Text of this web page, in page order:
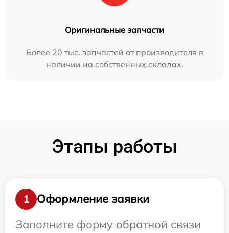
Оригинальные запчасти
Более 20 тыс. запчастей от производителя в
наличии на собственных складах.
Этапы работы
1
Оформление заявки
Заполните форму обратной связи